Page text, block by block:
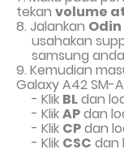
tekan volume
8. Jalankan Odin
usahakan
samsung
9. Kemudian
Galaxy A42 SM-
- Klik BLdan
- KlikAPdan
- Klik CPdan
- Klik CSC dan